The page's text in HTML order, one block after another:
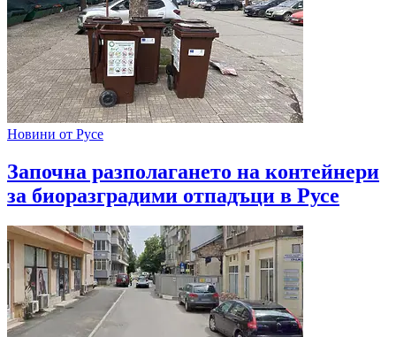
Новини от Русе
Започна разполагането на контейнери
за биоразградими отпадъци в Русе